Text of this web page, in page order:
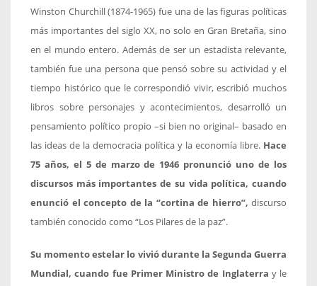
Winston Churchill (1874-1965) fue una de las figuras políticas
más importantes del siglo XX, no solo en Gran Bretaña, sino
en el mundo entero. Además de ser un estadista relevante,
también fue una persona que pensó sobre su actividad y el
tiempo histórico que le correspondió vivir, escribió muchos
libros sobre personajes y acontecimientos, desarrolló un
pensamiento político propio –si bien no original– basado en
las ideas de la democracia política y la economía libre. Hace
75 años, el 5 de marzo de 1946 pronunció uno de los
discursos más importantes de su vida política, cuando
enunció el concepto de la “cortina de hierro”, discurso
también conocido como “Los Pilares de la paz”.
Su momento estelar lo vivió durante la Segunda Guerra
Mundial, cuando fue Primer Ministro de Inglaterra y le